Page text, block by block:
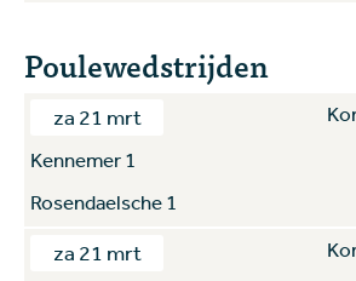
Poulewedstrijden
za 21 mrt
Kennemer 1
Rosendaelsche 1
za 21 mrt